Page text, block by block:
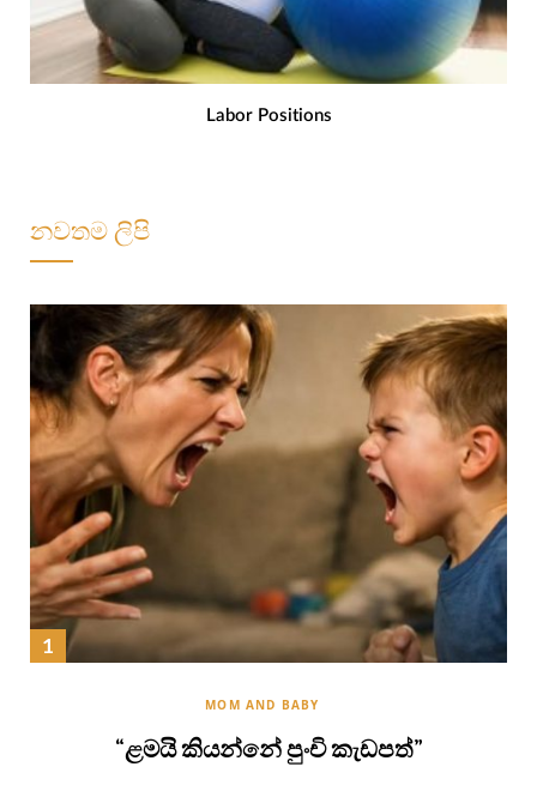
Labor Positions
නවතම ලිපි
MOM AND BABY
“ළමයි කියන්නේ පුංචි කැඩපත්”